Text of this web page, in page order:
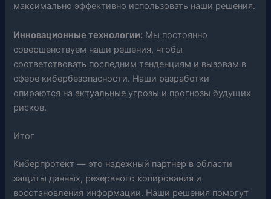
максимально эффективно использовать наши решения.
Инновационные технологии: Мы постоянно
совершенствуем наши решения, чтобы
соответствовать последним тенденциям и вызовам в
сфере кибербезопасности. Наши разработки
опираются на актуальные угрозы и прогнозы будущих
рисков.
Итог
Киберпротект — это надежный партнер в области
защиты данных, резервного копирования и
восстановления информации. Наши решения помогут